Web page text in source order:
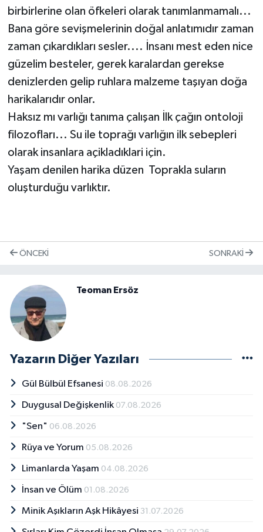
birbirlerine olan öfkeleri olarak tanımlanmamalı...
Bana göre sevişmelerinin doğal anlatımıdır zaman
zaman çıkardıkları sesler.... İnsanı mest eden nice
güzelim besteler, gerek karalardan gerekse
denizlerden gelip ruhlara malzeme taşıyan doğa
harikalarıdır onlar.
Haksız mı varlığı tanıma çalışan İlk çağın ontoloji
filozofları... Su ile toprağı varlığın ilk sebepleri
olarak insanlara açikladıklari için.
Yaşam denilen harika düzen Toprakla suların
oluşturduğu varlıktır.
ÖNCEKI SONRAKI
Teoman Ersöz
Yazarın Diğer Yazıları
Gül Bülbül Efsanesi 08.08.2026
Duygusal Değişkenlik 07.08.2026
"Sen" 06.08.2026
Rüya ve Yorum 05.08.2026
Limanlarda Yaşam 04.08.2026
İnsan ve Ölüm 01.08.2026
Minik Aşıkların Aşk Hikâyesi 31.07.2026